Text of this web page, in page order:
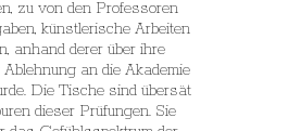
zu von den Professoren
künstlerische Arbeiten
anhand derer über ihre
an die Akademie
Die Tische sind übersät
dieser Prüfungen. Sie